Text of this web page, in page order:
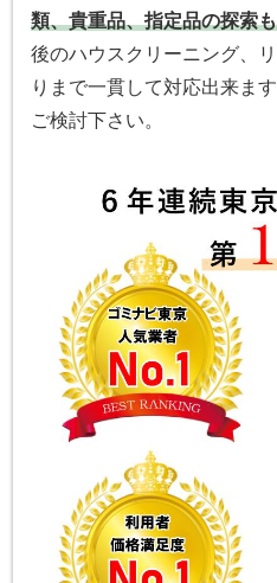
類、貴重品、指定品の探索
後のハウスクリーニング、
りまで一貫して対応出来ま
ご検討下さい。